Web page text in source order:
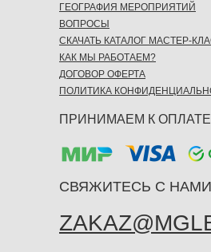
ПРИНИМАЕМ К ОПЛАТЕ
СВЯЖИТЕСЬ С НАМИ
ГЕОГРАФИЯ МЕРОПРИЯТИЙ
ВОПРОСЫ
СКАЧАТЬ КАТАЛОГ МАСТЕР-
КАК МЫ РАБОТАЕМ?
ДОГОВОР ОФЕРТА
ПОЛИТИКА